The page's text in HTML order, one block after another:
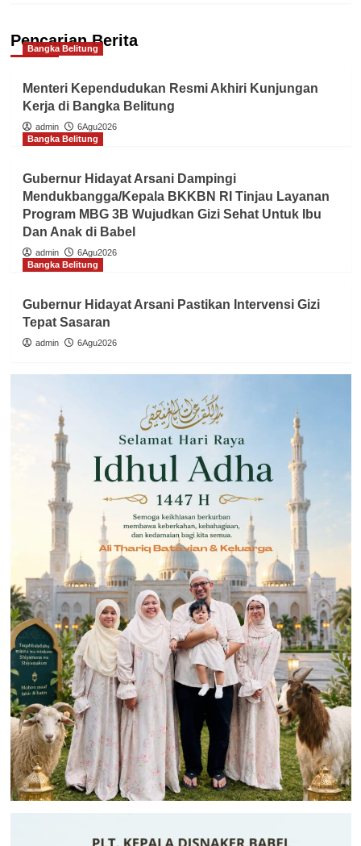
Pencarian Berita
Bangka Belitung
Menteri Kependudukan Resmi Akhiri Kunjungan
Kerja di Bangka Belitung
admin
6Agu2026
Bangka Belitung
Gubernur Hidayat Arsani Dampingi
Mendukbangga/Kepala BKKBN RI Tinjau Layanan
Program MBG 3B Wujudkan Gizi Sehat Untuk Ibu
Dan Anak di Babel
admin
6Agu2026
Bangka Belitung
Gubernur Hidayat Arsani Pastikan Intervensi Gizi
Tepat Sasaran
admin 6Agu2026